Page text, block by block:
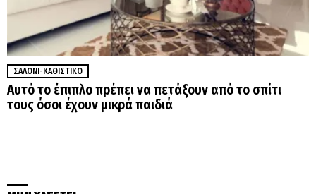
ΣΑΛΌΝΙ-ΚΑΘΙΣΤΙΚΌ
Αυτό το έπιπλο πρέπει να πετάξουν από το σπίτι
τους όσοι έχουν μικρά παιδιά